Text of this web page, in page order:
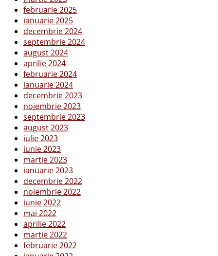
februarie 2025
ianuarie 2025
decembrie 2024
septembrie 2024
august 2024
aprilie 2024
februarie 2024
ianuarie 2024
decembrie 2023
noiembrie 2023
septembrie 2023
august 2023
iulie 2023
iunie 2023
martie 2023
ianuarie 2023
decembrie 2022
noiembrie 2022
iunie 2022
mai 2022
aprilie 2022
martie 2022
februarie 2022